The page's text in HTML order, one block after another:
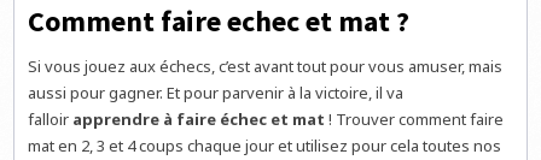
Comment faire echec et mat ?
Si vous jouez aux échecs, c’est avant tout pour vous amuser, mais
aussi pour gagner. Et pour parvenir à la victoire, il va
falloir apprendre à faire échec et mat ! Trouver comment faire
mat en 2, 3 et 4 coups chaque jour et utilisez pour cela toutes nos